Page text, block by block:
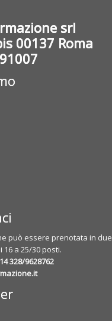
srl
00137 Roma
può essere prenotata in due
a 25/30 posti.
328/9628762